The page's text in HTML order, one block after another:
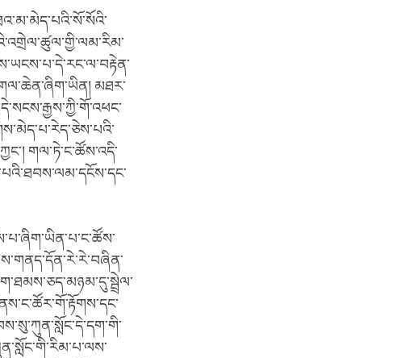
མཐར་
གལ་ཏེ་ང་ཚོས་འདི་